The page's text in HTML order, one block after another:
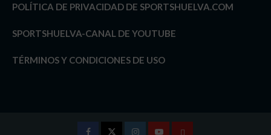
POLÍTICA DE PRIVACIDAD DE SPORTSHUELVA.COM
SPORTSHUELVA-CANAL DE YOUTUBE
TÉRMINOS Y CONDICIONES DE USO